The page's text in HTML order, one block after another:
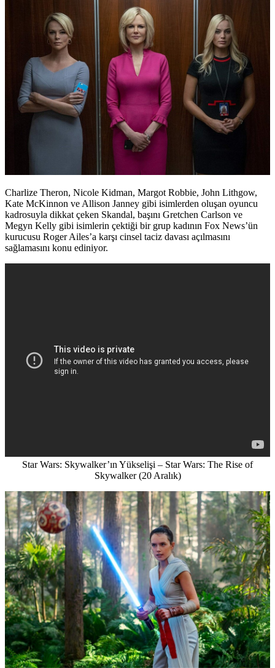
Charlize Theron, Nicole Kidman, Margot Robbie, John Lithgow,
Kate McKinnon ve Allison Janney gibi isimlerden oluşan oyuncu
kadrosuyla dikkat çeken Skandal, başını Gretchen Carlson ve
Megyn Kelly gibi isimlerin çektiği bir grup kadının Fox News’ün
kurucusu Roger Ailes’a karşı cinsel taciz davası açılmasını
sağlamasını konu ediniyor.
Star Wars: Skywalker’ın Yükselişi – Star Wars: The Rise of
Skywalker (20 Aralık)